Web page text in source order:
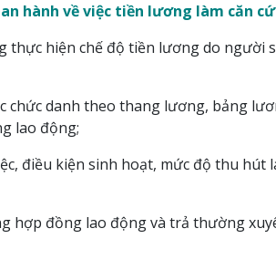
hành về việc tiền lương làm căn
thực hiện chế độ tiền lương do người
chức danh theo thang lương, bảng
lao động;
điều kiện sinh hoạt, mức độ thu hút
hợp đồng lao động và trả thường